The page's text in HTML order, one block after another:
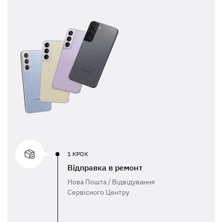
1 КРОК
Відправка в ремонт
Нова Пошта / Відвідування
Сервісного Центру